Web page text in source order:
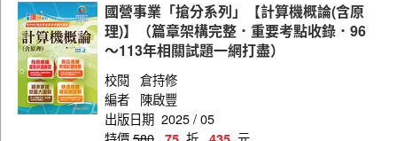
地政
法制
社會行政
金融保險
國營事業「搶分系列」【計算機概論(含原
理)】（篇章架構完整．重要考點收錄．96
～113年相關試題一網打盡）
校閱 倉持修
編者
陳啟豐
出版日期 2025 / 05